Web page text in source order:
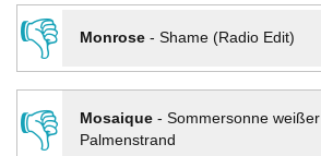
👎
Monrose- Shame (Radio Edit)
👎
Mosaique- Sommersonne weißer
Palmenstrand